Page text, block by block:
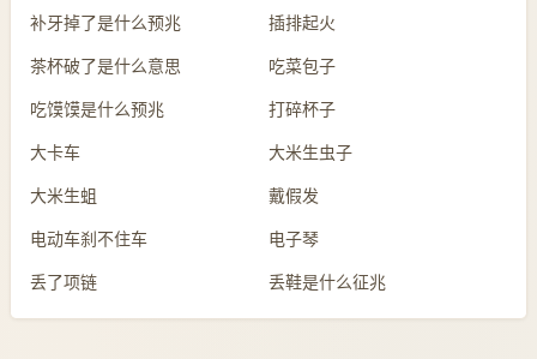
补牙掉了是什么预兆 插排起火
茶杯破了是什么意思 吃菜包子
吃馍馍是什么预兆 打碎杯子
大卡车 大米生虫子
大米生蛆 戴假发
电动车刹不住车 电子琴
丢了项链 丢鞋是什么征兆